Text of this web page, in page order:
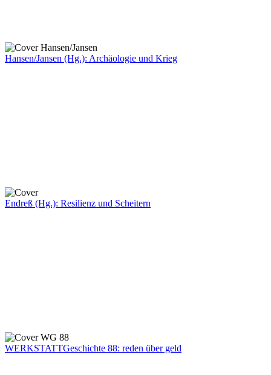
Hansen/Jansen (Hg.): Archäologie und Krieg
Endreß (Hg.): Resilienz und Scheitern
WERKSTATTGeschichte 88: reden über geld